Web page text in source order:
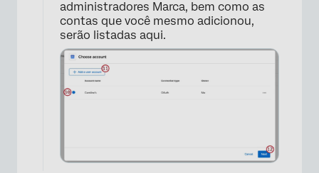
administradores Marca, bem como as
contas que você mesmo adicionou,
serão listadas aqui.